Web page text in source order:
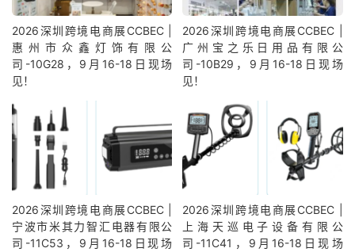
2026深圳跨境电商展CCBEC |
惠州市众鑫灯饰有限公
司-10G28，9月16-18日现场
见！
2026深圳跨境电商展CCBEC |
广州宝之乐日用品有限公
司-10B29，9月16-18日现场
见！
2026深圳跨境电商展CCBEC |
宁波市米其力智汇电器有限公
司-11C53，9月16-18日现场
2026深圳跨境电商展CCBEC |
上海天巡电子设备有限公
司-11C41，9月16-18日现场